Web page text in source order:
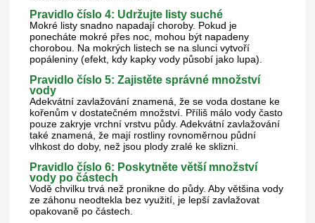
Pravidlo číslo 4: Udržujte listy suché
Mokré listy snadno napadají choroby. Pokud je
ponecháte mokré přes noc, mohou být napadeny
chorobou. Na mokrých listech se na slunci vytvoří
popáleniny (efekt, kdy kapky vody působí jako lupa).
Pravidlo číslo 5: Zajistěte správné množství
vody
Adekvátní zavlažování znamená, že se voda dostane ke
kořenům v dostatečném množství. Příliš málo vody často
pouze zakryje vrchní vrstvu půdy. Adekvátní zavlažování
také znamená, že mají rostliny rovnoměrnou půdní
vlhkost do doby, než jsou plody zralé ke sklizni.
Pravidlo číslo 6: Poskytněte větší množství
vody po částech
Vodě chvilku trvá než pronikne do půdy. Aby většina vody
ze záhonu neodtekla bez využití, je lepší zavlažovat
opakovaně po částech.